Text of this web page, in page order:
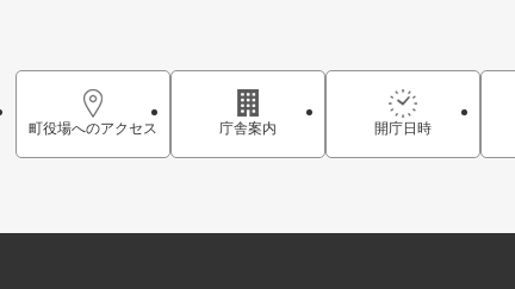
町役場へのアクセス 庁舎案内 開庁日時